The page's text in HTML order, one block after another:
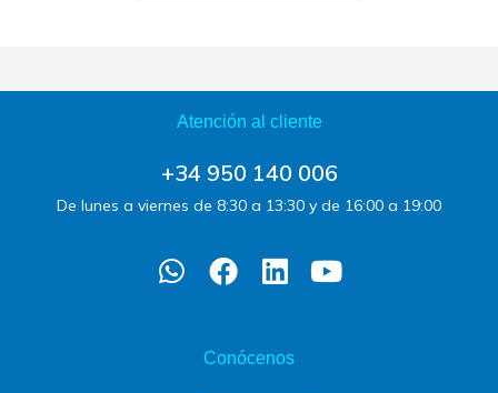
Atención al cliente
+34 950 140 006
De lunes a viernes de 8:30 a 13:30 y de 16:00 a 19:00
Conócenos